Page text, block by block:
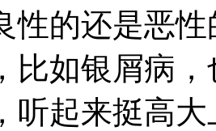
性的还是恶
比如银屑病
听起来挺高